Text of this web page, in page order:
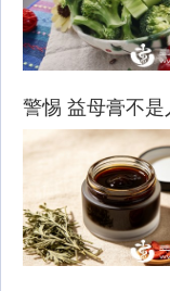
警惕 益母膏不